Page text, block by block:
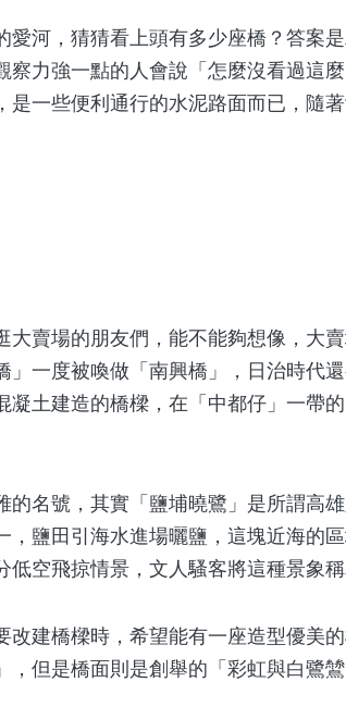
河，猜猜看上頭有多少座橋？答案
力強一點的人會說「怎麼沒看過這
一些便利通行的水泥路面而已，隨
賣場的朋友們，能不能夠想像，大
一度被喚做「南興橋」，日治時代
凝土建造的橋樑，在「中都仔」一帶
名號，其實「鹽埔曉鷺」是所謂高
鹽田引海水進場曬鹽，這塊近海的
空飛掠情景，文人騷客將這種景象稱
建橋樑時，希望能有一座造型優美
但是橋面則是創舉的「彩虹與白鷺